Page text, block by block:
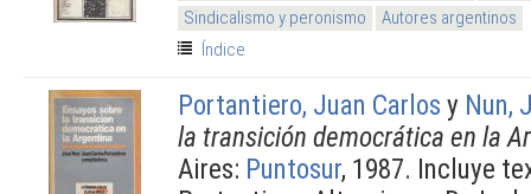
Sindicalismo y peronismo
Autores argentinos
Índice
Portantiero, Juan Carlos y Nun,
la transición democrática en la
Aires: Puntosur, 1987. Incluye